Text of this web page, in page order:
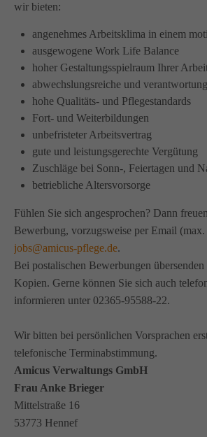
wir bieten:
angenehmes Arbeitsklima in einem
ausgewogene Work Life Balance
hoher Gestaltungsspielraum Ihrer
abwechslungsreiche und
hohe Qualitäts- und Pflegestandards
Fort- und Weiterbildungen
unbefristeter Arbeitsvertrag
gute und leistungsgerechte Vergütung
Zuschläge bei Sonn-, Feiertagen und
betriebliche Altersvorsorge
Fühlen Sie sich angesprochen? Dann
Bewerbung, vorzugsweise per Email
jobs@amicus-pflege.de.
Bei postalischen Bewerbungen
Kopien. Gerne können Sie sich auch
informieren unter 02365-95588-22.
Wir bitten bei persönlichen Vorsprachen
telefonische Terminabstimmung.
Amicus Verwaltungs GmbH
Frau Anke Brieger
Mittelstraße 16
53773 Hennef